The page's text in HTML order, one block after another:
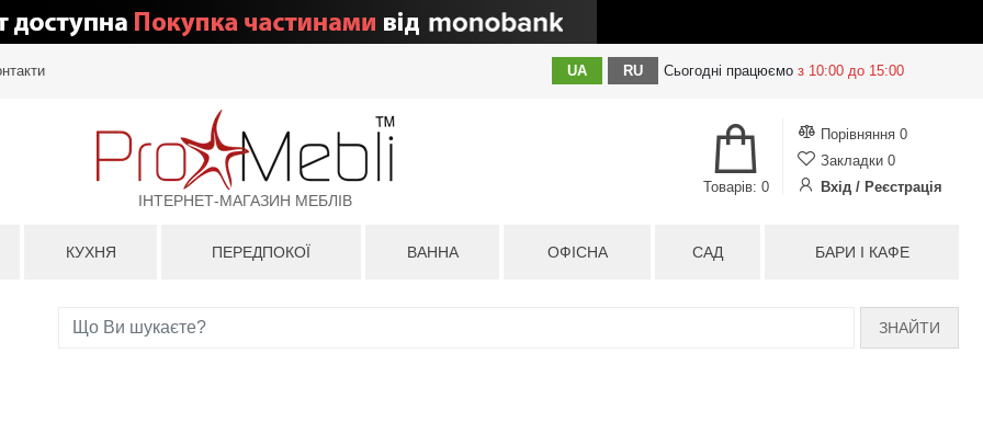
UA RU Сьогодні працюємо з 10:00 до 15:00
ІНТЕРНЕТ-МАГАЗИН МЕБЛІВ
Порівняння 0
Закладки 0
Вхід / Реєстрація
Товарів: 0
КУХНЯ ПЕРЕДПОКОЇ ВАННА ОФІСНА САД БАРИ І КАФЕ
ЗНАЙТИ